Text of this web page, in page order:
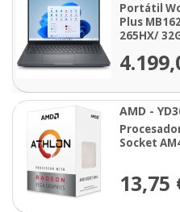
Portátil
Plus
265HX/
AMD -
Socket
13,75